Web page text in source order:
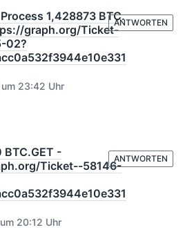
1,428873 BTC.
graph.org/Ticket-
02?
23:42 Uhr
ANTWORTEN
BTC.GET -
Ticket--58146-
20:12 Uhr
ANTWORTEN